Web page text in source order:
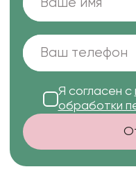
Я согласен с
обработки